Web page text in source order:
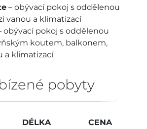
– obývací pokoj s oddělenou
vanou a klimatizací
obývací pokoj s oddělenou
koutem, balkonem,
a klimatizací
pobyty
DÉLKA CENA